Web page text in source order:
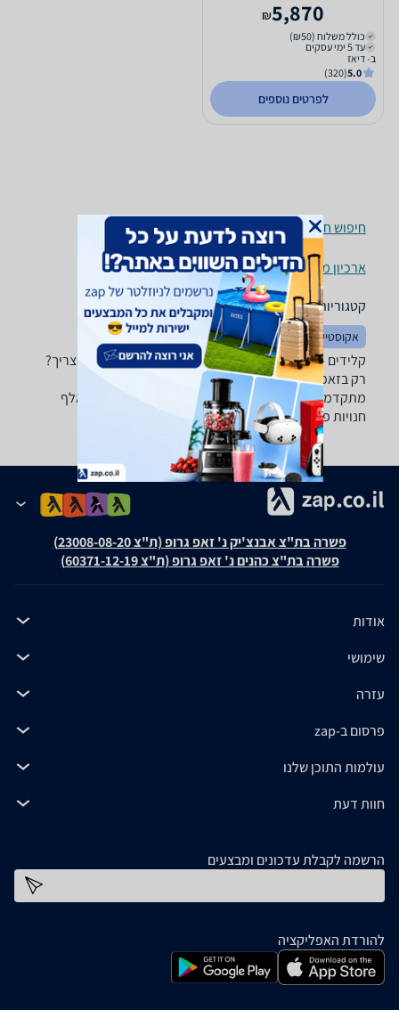
5,870
₪
כולל משלוח (₪50)
עד 5 ימי עסקים
ב- דיאז
5.0
(320)
לפרטים נוספים
חיפוש חנויות קלידים לפי עיר
ארכיון מוצרים
קטגוריות משלימות
אקוסטיקה
קלידים - ‏73 ‏36.6 ‏ס"מ רוצה למצוא את הקלידים שאתה צריך?
רק בזאפ תמצא מאות ביקורות על קלידים מערכת סינון
מתקדמת לפי יצרן , סוג ועוד, השוואת מחירים ביותר מאלף
חנויות פנאי וספורט ותקבל החלטה חכמה!
פשרה בת"צ אבנצ'יק נ' זאפ גרופ (ת"צ 23008-08-20)
פשרה בת"צ כהנים נ' זאפ גרופ (ת"צ 60371-12-19)
אודות
שימושי
עזרה
פרסום ב-zap
עולמות התוכן שלנו
חוות דעת
הרשמה לקבלת עדכונים ומבצעים
להורדת האפליקציה